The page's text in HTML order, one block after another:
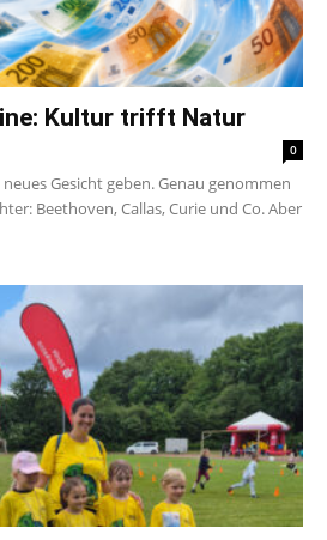
Kultur trifft Natur
0
Gesicht geben. Genau genommen
Beethoven, Callas, Curie und Co. Aber